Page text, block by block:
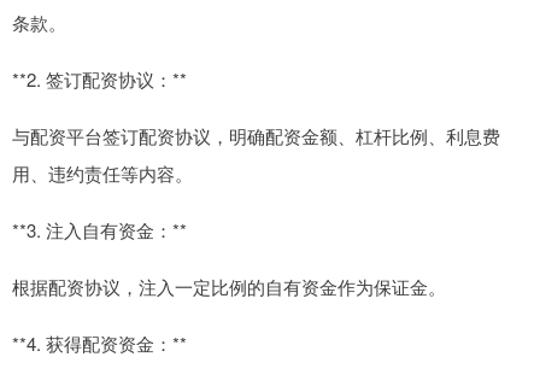
条款。
**2. 签订配资协议：**
与配资平台签订配资协议，明确配资金额、杠杆比例、利息费
用、违约责任等内容。
**3. 注入自有资金：**
根据配资协议，注入一定比例的自有资金作为保证金。
**4. 获得配资资金：**